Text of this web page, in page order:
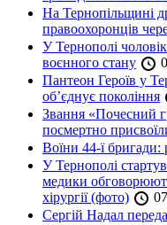
На Тернопільщині
правоохоронців
У Тернополі
воєнного стану
Пантеон Героїв у
об’єднує покоління
Звання «Почесний
посмертно
Воїни 44-ї бригади:
У Тернополі
медики
хірургії (фото)
Сергій Надал